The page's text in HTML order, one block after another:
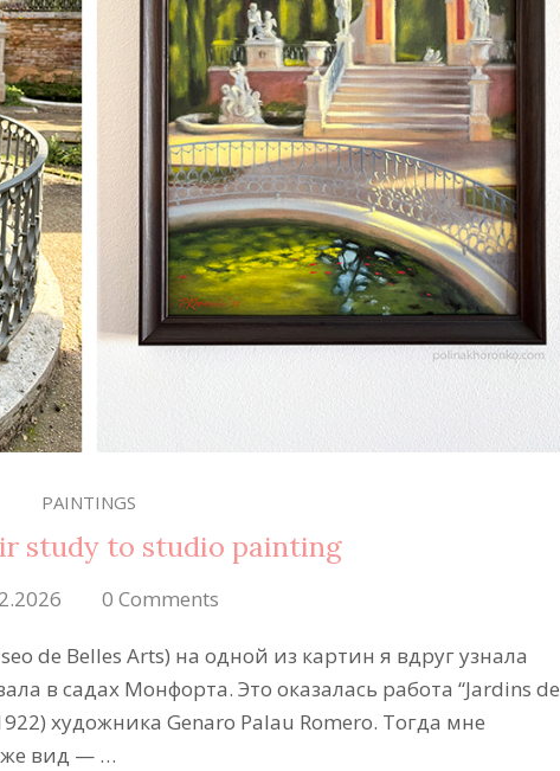
PAINTINGS
study to studio painting
0 Comments
de Belles Arts) на одной из картин я вдруг узнала
в садах Монфорта. Это оказалась работа “Jardins de
художника Genaro Palau Romero. Тогда мне
же вид — …